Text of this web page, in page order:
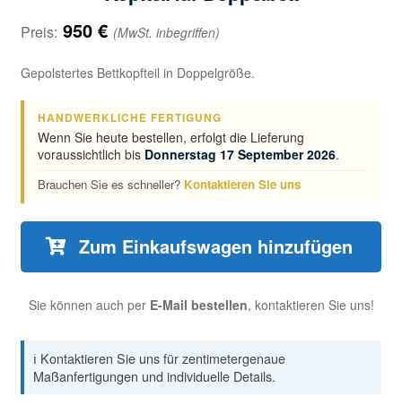
Preis: 950 € (MwSt. inbegriffen)
Gepolstertes Bettkopfteil in Doppelgröße.
HANDWERKLICHE FERTIGUNG
Wenn Sie heute bestellen, erfolgt die Lieferung
voraussichtlich bis Donnerstag 17 September 2026.
Brauchen Sie es schneller? Kontaktieren Sie uns
Zum Einkaufswagen hinzufügen
Sie können auch per E-Mail bestellen, kontaktieren Sie uns!
ℹ️ Kontaktieren Sie uns für zentimetergenaue
Maßanfertigungen und individuelle Details.